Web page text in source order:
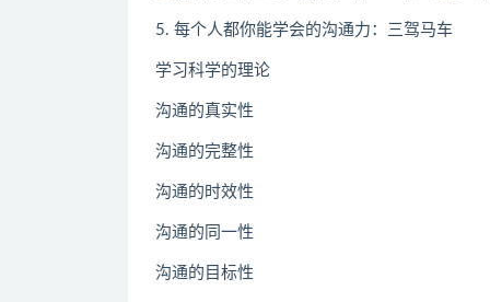
5. 每个人都你能学会的沟通力：三驾马车
学习科学的理论
沟通的真实性
沟通的完整性
沟通的时效性
沟通的同一性
沟通的目标性